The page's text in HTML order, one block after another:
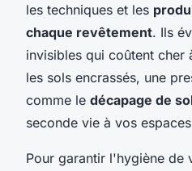
les techniques et les
chaque revêtement. Ils
invisibles qui coûtent cher
les sols encrassés, une
comme le décapage de
seconde vie à vos
Pour garantir l'hygiène de